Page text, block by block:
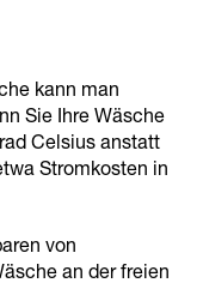
kann man
Sie Ihre Wäsche
Celsius anstatt
Stromkosten in
von
an der freien